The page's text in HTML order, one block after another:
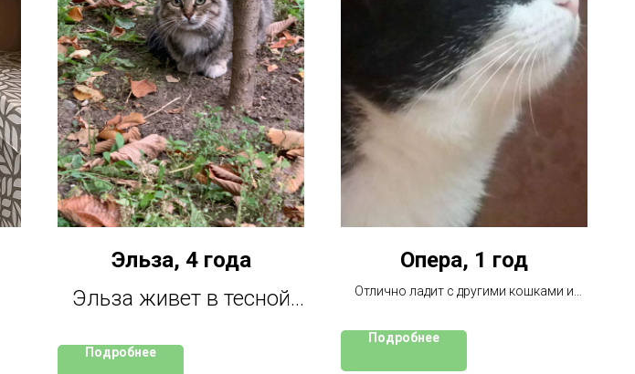
Эльза, 4 года
Эльза живет в тесной
так хочет бегать по
Подробнее
Опера, 1 год
Отлично ладит с другими кошками и
Подробнее